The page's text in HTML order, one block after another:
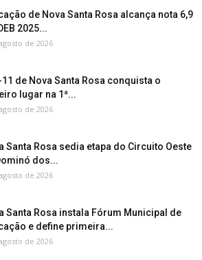
de Nova Santa Rosa alcança nota 6,9
2025...
de 2026
de Nova Santa Rosa conquista o
lugar na 1ª...
de 2026
Santa Rosa sedia etapa do Circuito Oeste
dos...
de 2026
Santa Rosa instala Fórum Municipal de
e define primeira...
de 2026